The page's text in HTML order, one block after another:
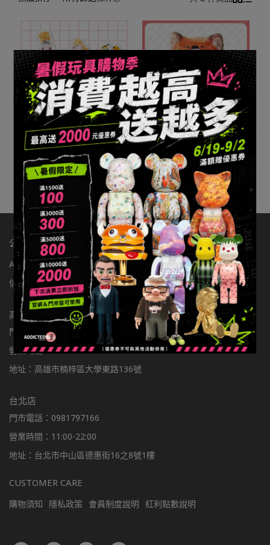
玩樂主義 我不是胖虎 馬馬
富富 系列盲盒
NT$330
加入購物車
我不是胖虎 MINI搪膠毛絨
掛件 系列盲盒
NT$220
加入購物車
公司：辦手李有限公司
ABOUT玩具有毒 店舖資訊 聯繫我們
統編：83363549
信箱：addictedtoys2020@gmail.com
高雄店
門市電話：0900301877
營業時間：11:00-22:00
地址：高雄市楠梓區大學東路136號
台北店
門市電話：0981797166
營業時間：11:00-22:00
地址：台北市中山區德惠街16之8號1樓
CUSTOMER CARE
購物須知 隱私政策 會員制度說明 紅利點數說明